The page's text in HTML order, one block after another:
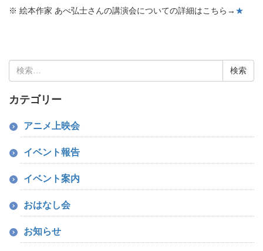
※ 絵本作家 あべ弘士さんの講演会についての詳細はこちら→ ★
索:
カテゴリー
アニメ上映会
イベント報告
イベント案内
おはなし会
お知らせ